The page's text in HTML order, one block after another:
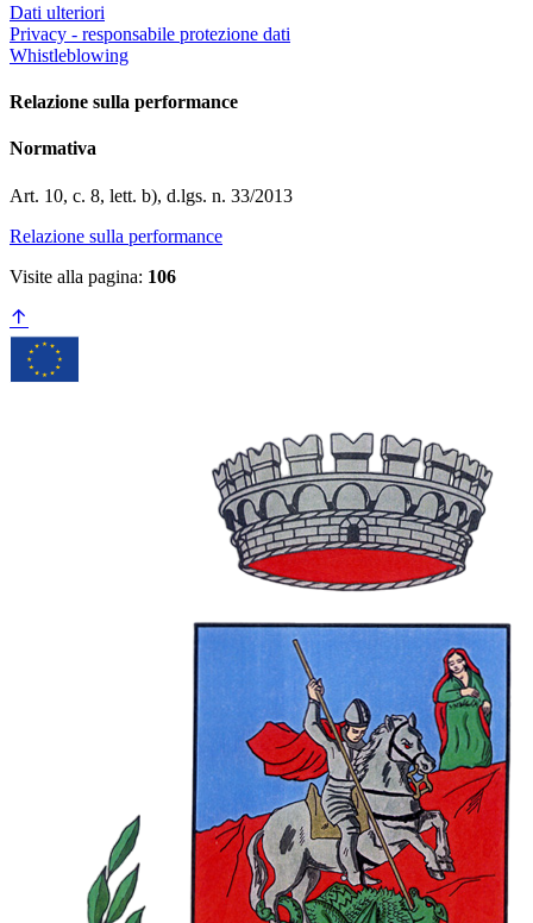
Dati ulteriori
Privacy - responsabile protezione dati
Whistleblowing
Relazione sulla performance
Normativa
Art. 10, c. 8, lett. b), d.lgs. n. 33/2013
Relazione sulla performance
Visite alla pagina: 106